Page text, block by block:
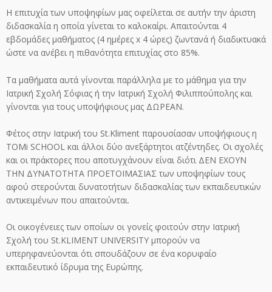
Η επιτυχία των υποψηφίων μας οφείλεται σε αυτήν την άριστη
διδασκαλία η οποία γίνεται το καλοκαίρι. Απαιτούνται 4
εβδομάδες μαθήματος (4 ημέρες x 4 ώρες) ζωντανά ή διαδικτυακά
ώστε να ανέβει η πιθανότητα επιτυχίας στο 85%.
Τα μαθήματα αυτά γίνονται παράλληλα με το μάθημα για την
Ιατρική Σχολή Σόφιας ή την Ιατρική Σχολή Φιλιππούπολης και
γίνονται για τους υποψήφιους μας ΔΩΡΕΑΝ.
Φέτος στην Ιατρική του St.Kliment παρουσίασαν υποψήφιους η
TOMi SCHOOL και άλλοι δύο ανεξάρτητοι ατζέντηδες. Οι σχολές
και οι πράκτορες που αποτυγχάνουν είναι διότι ΔΕΝ ΕΧΟΥΝ
ΤΗΝ ΔΥΝΑΤΟΤΗΤΑ ΠΡΟΕΤΟΙΜΑΣΙΑΣ των υποψηφίων τους
αφού στερούνται δυνατοτήτων διδασκαλίας των εκπαιδευτικών
αντικειμένων που απαιτούνται.
Οι οικογένειες των οποίων οι γονείς φοιτούν στην Ιατρική
Σχολή του St.KLIMENT UNIVERSITY μπορούν να
υπερηφανεύονται ότι σπουδάζουν σε ένα κορυφαίο
εκπαιδευτικό ίδρυμα της Ευρώπης.